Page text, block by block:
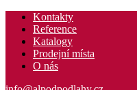
Kontakty
Reference
Katalogy
Prodejní místa
O nás